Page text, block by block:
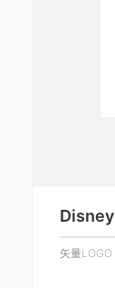
Disney
矢量LOGO